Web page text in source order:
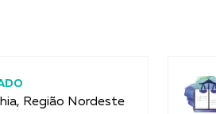
Região Nordeste